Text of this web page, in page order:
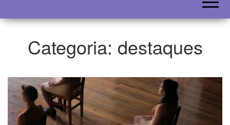
Categoria: destaques